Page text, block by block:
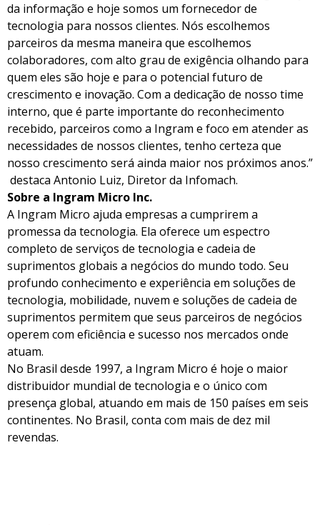
da informação e hoje somos um fornecedor de
tecnologia para nossos clientes. Nós escolhemos
parceiros da mesma maneira que escolhemos
colaboradores, com alto grau de exigência olhando para
quem eles são hoje e para o potencial futuro de
crescimento e inovação. Com a dedicação de nosso time
interno, que é parte importante do reconhecimento
recebido, parceiros como a Ingram e foco em atender as
necessidades de nossos clientes, tenho certeza que
nosso crescimento será ainda maior nos próximos anos.”
destaca Antonio Luiz, Diretor da Infomach.
Sobre a Ingram Micro Inc.
A Ingram Micro ajuda empresas a cumprirem a
promessa da tecnologia. Ela oferece um espectro
completo de serviços de tecnologia e cadeia de
suprimentos globais a negócios do mundo todo. Seu
profundo conhecimento e experiência em soluções de
tecnologia, mobilidade, nuvem e soluções de cadeia de
suprimentos permitem que seus parceiros de negócios
operem com eficiência e sucesso nos mercados onde
atuam.
No Brasil desde 1997, a Ingram Micro é hoje o maior
distribuidor mundial de tecnologia e o único com
presença global, atuando em mais de 150 países em seis
continentes. No Brasil, conta com mais de dez mil
revendas.